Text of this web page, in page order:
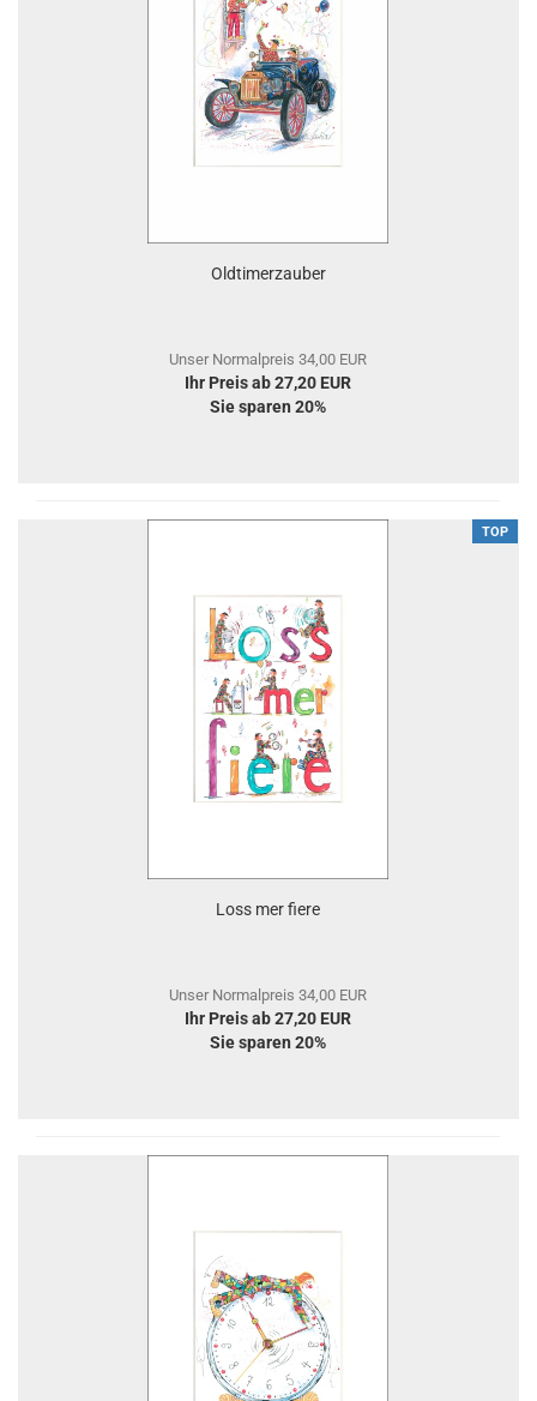
Oldtimerzauber
Unser Normalpreis 34,00 EUR
Ihr Preis ab 27,20 EUR
Sie sparen 20%
TOP
Loss mer fiere
Unser Normalpreis 34,00 EUR
Ihr Preis ab 27,20 EUR
Sie sparen 20%